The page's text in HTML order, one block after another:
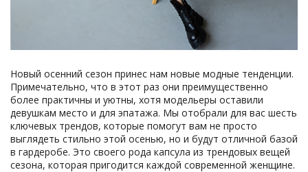
Новый осенний сезон принес нам новые модные тенденции.
Примечательно, что в этот раз они преимущественно
более практичны и уютны, хотя модельеры оставили
девушкам место и для эпатажа. Мы отобрали для вас шесть
ключевых трендов, которые помогут вам не просто
выглядеть стильно этой осенью, но и будут отличной базой
в гардеробе. Это своего рода капсула из трендовых вещей
сезона, которая пригодится каждой современной женщине.